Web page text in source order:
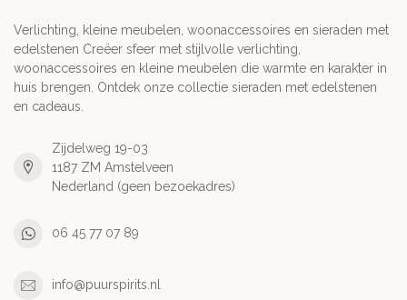
Verlichting, kleine meubelen, woonaccessoires en sieraden met
edelstenen Creëer sfeer met stijlvolle verlichting,
woonaccessoires en kleine meubelen die warmte en karakter in
huis brengen. Ontdek onze collectie sieraden met edelstenen
en cadeaus.
Zijdelweg 19-03
1187 ZM Amstelveen
Nederland (geen bezoekadres)
06 45 77 07 89
info@puurspirits.nl